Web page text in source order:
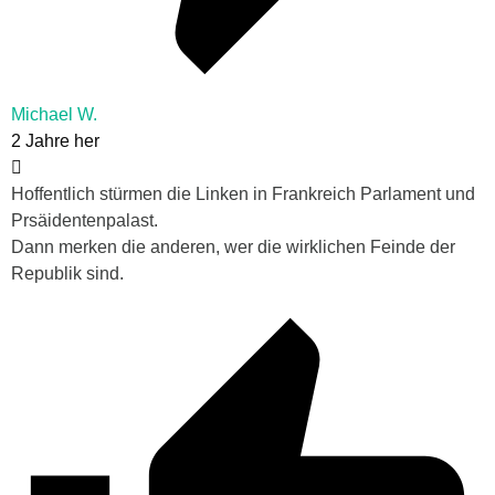
Michael W.
2 Jahre her
Hoffentlich stürmen die Linken in Frankreich Parlament und
Prsäidentenpalast.
Dann merken die anderen, wer die wirklichen Feinde der
Republik sind.